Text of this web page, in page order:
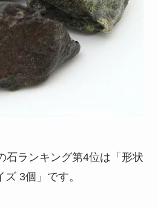
石ランキング第4位は「形状
3個」です。